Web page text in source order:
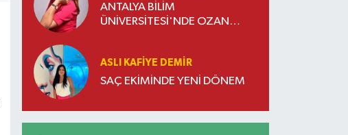
ANTALYA BİLİM
ÜNİVERSİTESİ'NDE OZAN
ASLI KAFIYE DEMIR
SAÇ EKİMİNDE YENİ DÖNEM